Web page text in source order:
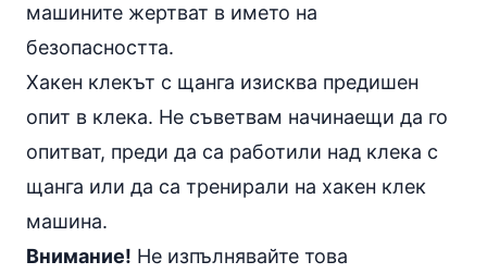
машините жертват в името на
безопасността.
Хакен клекът с щанга изисква предишен
опит в клека. Не съветвам начинаещи да го
опитват, преди да са работили над клека с
щанга или да са тренирали на хакен клек
машина.
Внимание! Не изпълнявайте това